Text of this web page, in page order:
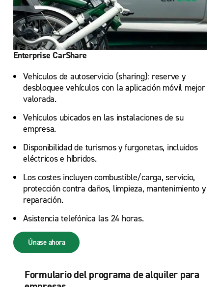
Enterprise CarShare
Vehículos de autoservicio (sharing): reserve y
desbloquee vehículos con la aplicación móvil mejor
valorada.
Vehículos ubicados en las instalaciones de su
empresa.
Disponibilidad de turismos y furgonetas, incluidos
eléctricos e híbridos.
Los costes incluyen combustible/carga, servicio,
protección contra daños, limpieza, mantenimiento y
reparación.
Asistencia telefónica las 24 horas.
Únase ahora
Formulario del programa de alquiler para